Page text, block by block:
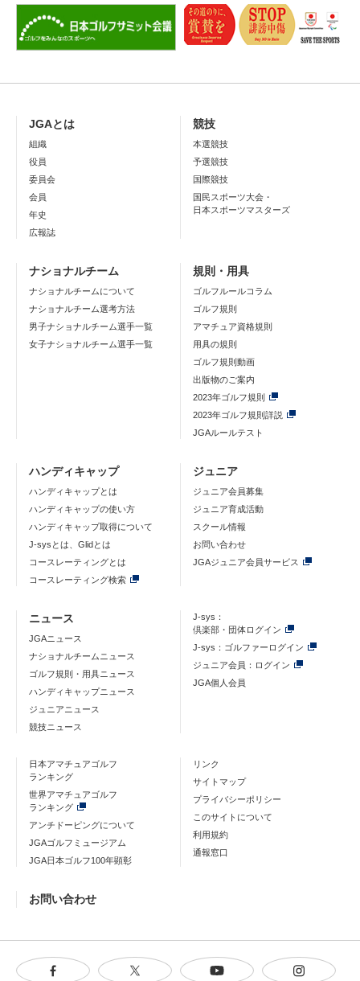
JGAとは
組織
役員
委員会
会員
年史
広報誌
競技
本選競技
予選競技
国際競技
国民スポーツ大会・
日本スポーツマスターズ
ナショナルチーム
ナショナルチームについて
ナショナルチーム選考方法
男子ナショナルチーム選手一覧
女子ナショナルチーム選手一覧
規則・用具
ゴルフルールコラム
ゴルフ規則
アマチュア資格規則
用具の規則
ゴルフ規則動画
出版物のご案内
2023年ゴルフ規則
2023年ゴルフ規則詳説
JGAルールテスト
ハンディキャップ
ハンディキャップとは
ハンディキャップの使い方
ハンディキャップ取得について
J-sysとは、Glidとは
コースレーティングとは
コースレーティング検索
ジュニア
ジュニア会員募集
ジュニア育成活動
スクール情報
お問い合わせ
JGAジュニア会員サービス
ニュース
JGAニュース
ナショナルチームニュース
ゴルフ規則・用具ニュース
ハンディキャップニュース
ジュニアニュース
競技ニュース
J-sys：
倶楽部・団体ログイン
J-sys：ゴルファーログイン
ジュニア会員：ログイン
JGA個人会員
日本アマチュアゴルフ
ランキング
世界アマチュアゴルフ
ランキング
アンチドーピングについて
JGAゴルフミュージアム
JGA日本ゴルフ100年顕彰
リンク
サイトマップ
プライバシーポリシー
このサイトについて
利用規約
通報窓口
お問い合わせ